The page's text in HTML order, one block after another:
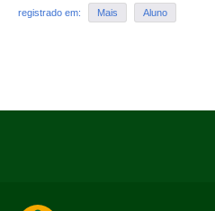
registrado em: Mais Aluno